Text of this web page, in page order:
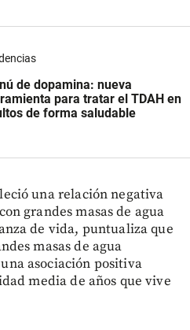
de dopamina: nueva
para tratar el TDAH en
de forma saludable
una relación negativa
grandes masas de agua
de vida, puntualiza que
masas de agua
asociación positiva
media de años que vive